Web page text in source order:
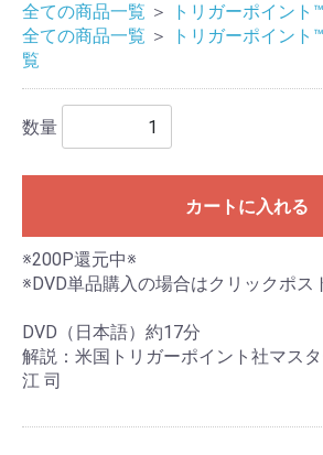
全ての商品一覧 ＞
トリガーポイント™
全ての商品一覧 ＞ トリガーポイント™
覧
数量
カートに入れる
※200P還元中※
※DVD単品購入の場合はクリックポス
DVD（日本語）約17分
解説：米国トリガーポイント社マス
江 司